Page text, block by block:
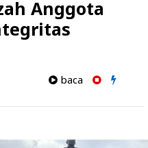
Anggota
baca